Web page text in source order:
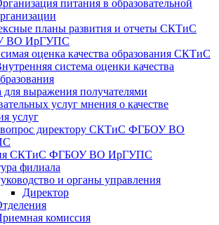
питания в образовательной
планы развития и отчеты СКТиС
ВО ИрГУПС
оценка качества образования СКТиС
система оценки качества
для выражения получателями
услуг мнения о качестве
услуг
вопрос директору СКТиС ФГБОУ ВО
СКТиС ФГБОУ ВО ИрГУПС
филиала
и органы управления
Директор
комиссия